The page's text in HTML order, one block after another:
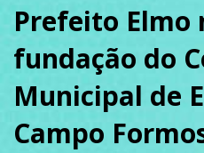
SOBRE
PODCAST
Prefeito Elmo
fundação do
Municipal de
Campo